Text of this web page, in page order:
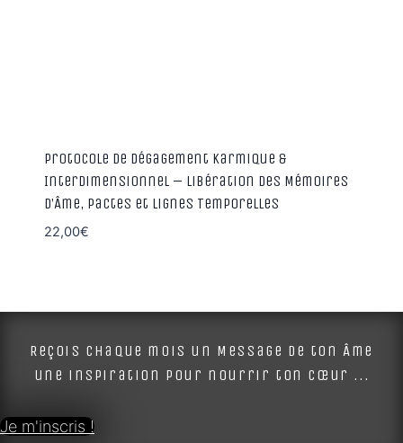
Protocole de Dégagement Karmique &
Interdimensionnel – Libération des Mémoires
d’Âme, Pactes et Lignes Temporelles
22,00€
Reçois chaque mois un Message de ton Âme
une inspiration pour nourrir ton cœur ...
Je m'inscris !